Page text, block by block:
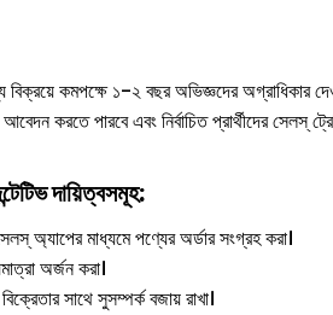
কমপক্ষে ১-২ বছর অভিজ্ঞদের অগ্রাধিকার
করতে পারবে এবং নির্বাচিত প্রার্থীদের সেলস্
দায়িত্বসমূহ:
সেলস্ অ্যাপের মাধ্যমে পণ্যের অর্ডার সংগ্রহ করা।
অর্জন করা।
সাথে সুসম্পর্ক বজায় রাখা।